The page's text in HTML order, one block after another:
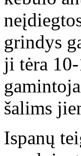
grindys
ji tėra
šalims
Ispanų